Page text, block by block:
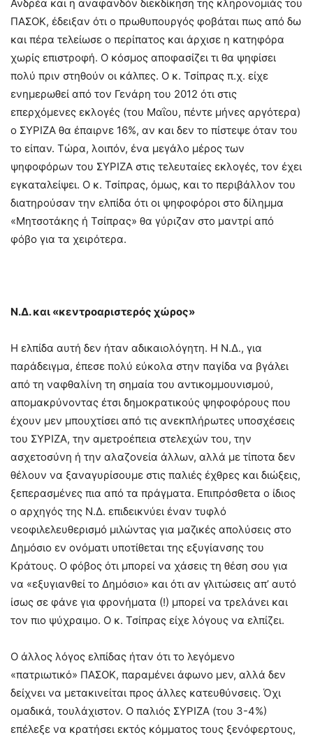
Ανδρέα και η αναφανδόν διεκδίκηση της κληρονομιάς του
ΠΑΣΟΚ, έδειξαν ότι ο πρωθυπουργός φοβάται πως από δω
και πέρα τελείωσε ο περίπατος και άρχισε η κατηφόρα
χωρίς επιστροφή. Ο κόσμος αποφασίζει τι θα ψηφίσει
πολύ πριν στηθούν οι κάλπες. Ο κ. Τσίπρας π.χ. είχε
ενημερωθεί από τον Γενάρη του 2012 ότι στις
επερχόμενες εκλογές (του Μαΐου, πέντε μήνες αργότερα)
ο ΣΥΡΙΖΑ θα έπαιρνε 16%, αν και δεν το πίστεψε όταν του
το είπαν. Τώρα, λοιπόν, ένα μεγάλο μέρος των
ψηφοφόρων του ΣΥΡΙΖΑ στις τελευταίες εκλογές, τον έχει
εγκαταλείψει. Ο κ. Τσίπρας, όμως, και το περιβάλλον του
διατηρούσαν την ελπίδα ότι οι ψηφοφόροι στο δίλημμα
«Μητσοτάκης ή Τσίπρας» θα γύριζαν στο μαντρί από
φόβο για τα χειρότερα.
Ν.Δ. και «κεντροαριστερός χώρος»
Η ελπίδα αυτή δεν ήταν αδικαιολόγητη. Η Ν.Δ., για
παράδειγμα, έπεσε πολύ εύκολα στην παγίδα να βγάλει
από τη ναφθαλίνη τη σημαία του αντικομμουνισμού,
απομακρύνοντας έτσι δημοκρατικούς ψηφοφόρους που
έχουν μεν μπουχτίσει από τις ανεκπλήρωτες υποσχέσεις
του ΣΥΡΙΖΑ, την αμετροέπεια στελεχών του, την
ασχετοσύνη ή την αλαζονεία άλλων, αλλά με τίποτα δεν
θέλουν να ξαναγυρίσουμε στις παλιές έχθρες και διώξεις,
ξεπερασμένες πια από τα πράγματα. Επιπρόσθετα ο ίδιος
ο αρχηγός της Ν.Δ. επιδεικνύει έναν τυφλό
νεοφιλελευθερισμό μιλώντας για μαζικές απολύσεις στο
Δημόσιο εν ονόματι υποτίθεται της εξυγίανσης του
Κράτους. Ο φόβος ότι μπορεί να χάσεις τη θέση σου για
να «εξυγιανθεί το Δημόσιο» και ότι αν γλιτώσεις απ’ αυτό
ίσως σε φάνε για φρονήματα (!) μπορεί να τρελάνει και
τον πιο ψύχραιμο. Ο κ. Τσίπρας είχε λόγους να ελπίζει.
Ο άλλος λόγος ελπίδας ήταν ότι το λεγόμενο
«πατριωτικό» ΠΑΣΟΚ, παραμένει άφωνο μεν, αλλά δεν
δείχνει να μετακινείται προς άλλες κατευθύνσεις. Όχι
ομαδικά, τουλάχιστον. Ο παλιός ΣΥΡΙΖΑ (του 3-4%)
επέλεξε να κρατήσει εκτός κόμματος τους ξενόφερτους,